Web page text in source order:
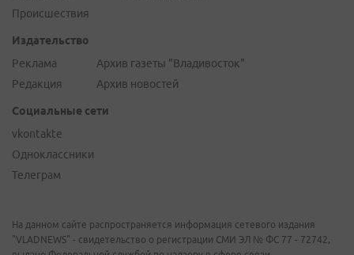
Происшествия
Издательство
Реклама
Редакция
Архив газеты "Владивосток"
Архив новостей
Социальные сети
vkontakte
Одноклассники
Телеграм
На данном сайте распространяется информация сетевого издания
"VLADNEWS" - свидетельство о регистрации СМИ ЭЛ № ФС 77 - 72742,